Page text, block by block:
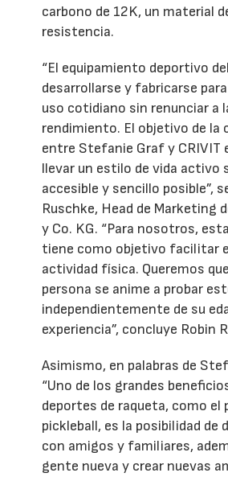
carbono de 12K, un material
resistencia.
“El equipamiento deportivo
desarrollarse y fabricarse
uso cotidiano sin renunciar a
rendimiento. El objetivo de la
entre Stefanie Graf y CRIVIT
llevar un estilo de vida activo
accesible y sencillo posible”,
Ruschke, Head de Marketing
y Co. KG. “Para nosotros,
tiene como objetivo facilitar
actividad física. Queremos
persona se anime a probar
independientemente de su
experiencia”, concluye Robin
Asimismo, en palabras de
“Uno de los grandes
deportes de raqueta, como el
pickleball, es la posibilidad de
con amigos y familiares,
gente nueva y crear nuevas